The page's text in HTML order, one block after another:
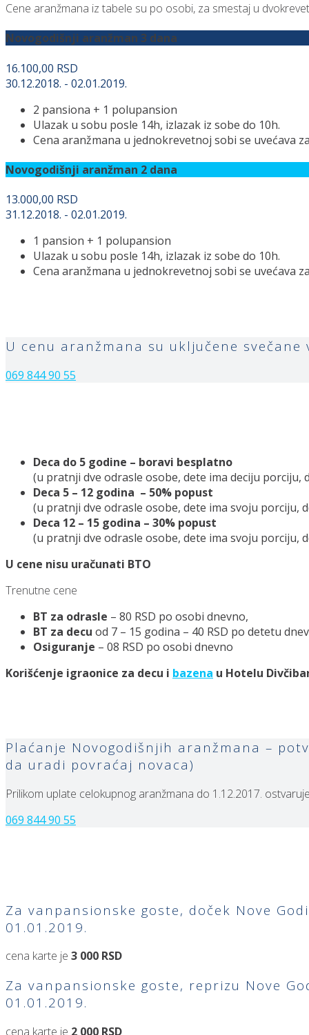
Cene aranžmana iz tabele su po osobi, za smestaj u
Novogodišnji aranžman 3 dana
16.100,00 RSD
30.12.2018. - 02.01.2019.
2 pansiona + 1 polupansion
Ulazak u sobu posle 14h, izlazak iz sobe do 10h.
Cena aranžmana u jednokrevetnoj sobi se uvećava
Novogodišnji aranžman 2 dana
13.000,00 RSD
31.12.2018. - 02.01.2019.
1 pansion + 1 polupansion
Ulazak u sobu posle 14h, izlazak iz sobe do 10h.
Cena aranžmana u jednokrevetnoj sobi se uvećava
U cenu aranžmana su uključene
069 844 90 55
Deca do 5 godine – boravi besplatno
(u pratnji dve odrasle osobe, dete ima deciju porciju,
Deca 5 – 12 godina – 50% popust
(u pratnji dve odrasle osobe, dete ima svoju porciju,
Deca 12 – 15 godina – 30% popust
(u pratnji dve odrasle osobe, dete ima svoju porciju,
U cene nisu uračunati BTO
Trenutne cene
BT za odrasle – 80 RSD po osobi dnevno,
BT za decu od 7 – 15 godina – 40 RSD po detetu
Osiguranje – 08 RSD po osobi dnevno
Korišćenje igraonice za decu i bazena u Hotelu
Plaćanje Novogodišnjih aranžmana –
da uradi povraćaj novaca)
Prilikom uplate celokupnog aranžmana do 1.12.2017.
069 844 90 55
Za vanpansionske goste, doček Nove
01.01.2019.
cena karte je 3 000 RSD
Za vanpansionske goste, reprizu Nove
01.01.2019.
cena karte je 2 000 RSD